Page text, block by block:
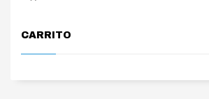
CARRITO